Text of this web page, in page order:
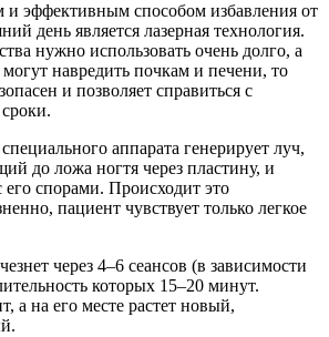
эффективным способом избавления от
день является лазерная технология.
нужно использовать очень долго, а
навредить почкам и печени, то
и позволяет справиться с
аппарата генерирует луч,
до ложа ногтя через пластину, и
спорами. Происходит это
пациент чувствует только легкое
через 4–6 сеансов (в зависимости
которых 15–20 минут.
а на его месте растет новый,